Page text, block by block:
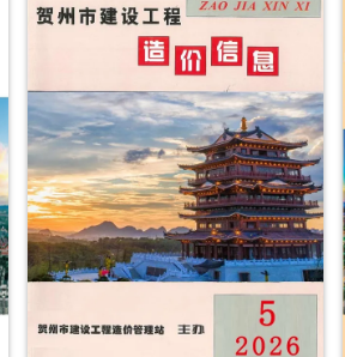
制，
属
宾
市
工
程
材
料
指
导
价，
来
造
设
信
息
发
布，
用
于
崇
左
程